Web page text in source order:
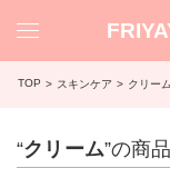
TOP スキンケア クリーム
“クリーム”の商